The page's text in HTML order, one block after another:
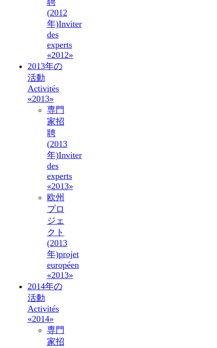
(2012
年)Inviter
des
experts
«2012»
2013年の
活動
Activités
«2013»
専門
家招
聘
(2013
年)Inviter
des
experts
«2013»
欧州
プロ
ジェ
クト
(2013
年)projet
européen
«2013»
2014年の
活動
Activités
«2014»
専門
家招